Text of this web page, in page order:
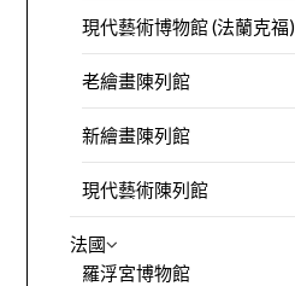
現代藝術博物館 (法蘭克福)
老繪畫陳列館
新繪畫陳列館
現代藝術陳列館
法國
羅浮宮博物館